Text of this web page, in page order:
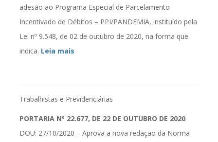
adesão ao Programa Especial de Parcelamento
Incentivado de Débitos – PPI/PANDEMIA, instituído pela
Lei nº 9.548, de 02 de outubro de 2020, na forma que
indica. Leia mais
Trabalhistas e Previdenciárias
PORTARIA Nº 22.677, DE 22 DE OUTUBRO DE 2020
DOU: 27/10/2020 – Aprova a nova redação da Norma